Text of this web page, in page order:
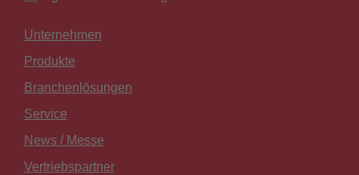
Unternehmen
Produkte
Branchenlösungen
Service
News / Messe
Vertriebspartner